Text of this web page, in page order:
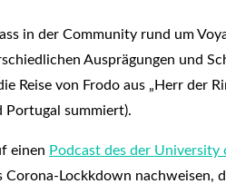
in der Community rund um
Ausprägungen und
Reise von Frodo aus „Herr der
Portugal summiert).
einen Podcast des der
Lockkdown